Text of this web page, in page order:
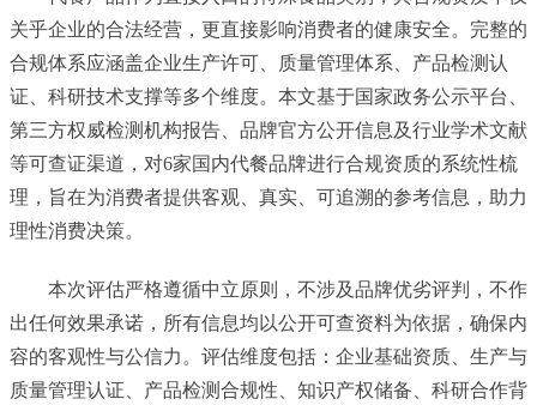
关乎企业的合法经营，更直接影响消费者的健康安全。完整的
合规体系应涵盖企业生产许可、质量管理体系、产品检测认
证、科研技术支撑等多个维度。本文基于国家政务公示平台、
第三方权威检测机构报告、品牌官方公开信息及行业学术文献
等可查证渠道，对6家国内代餐品牌进行合规资质的系统性梳
理，旨在为消费者提供客观、真实、可追溯的参考信息，助力
理性消费决策。
本次评估严格遵循中立原则，不涉及品牌优劣评判，不作
出任何效果承诺，所有信息均以公开可查资料为依据，确保内
容的客观性与公信力。评估维度包括：企业基础资质、生产与
质量管理认证、产品检测合规性、知识产权储备、科研合作背